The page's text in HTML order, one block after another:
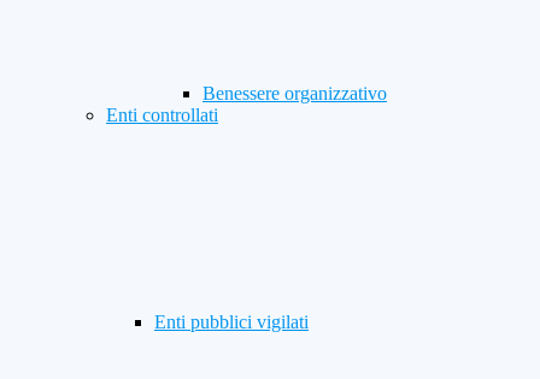
Benessere organizzativo
Enti controllati
Enti pubblici vigilati